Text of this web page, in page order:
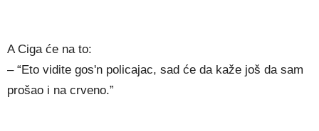
A Ciga će na to:
– “Eto vidite gos'n policajac, sad će da kaže još da sam
prošao i na crveno.”